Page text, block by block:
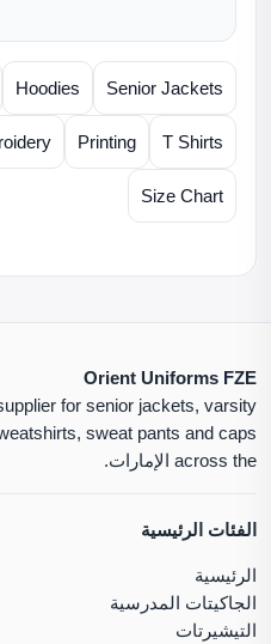
Senior Jackets
Hoodies
T Shirts
Printing
Size Chart
Orient Uniforms FZE
for senior jackets, varsity
sweat pants and caps
across the الإمارات.
الفئات الرئيسية
الرئيسية
الجاكيتات المدرسية
التيشيرتات